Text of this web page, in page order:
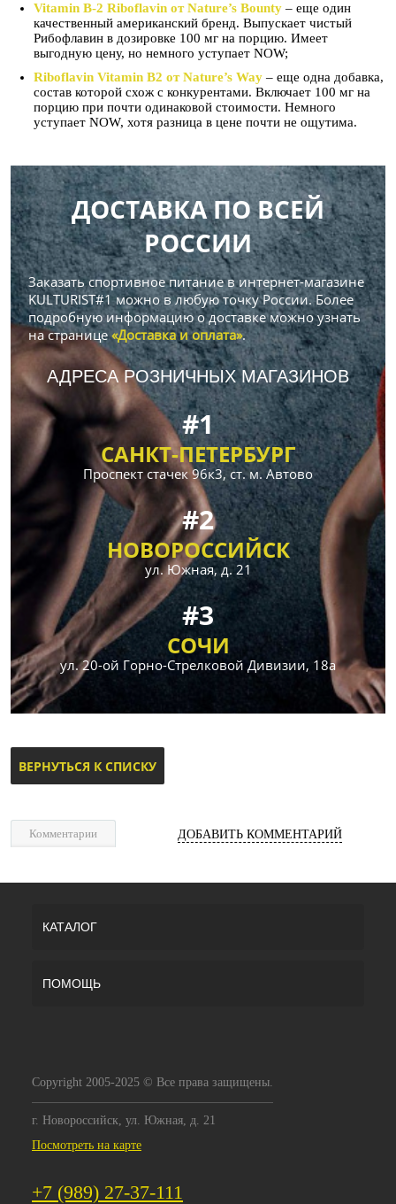
Vitamin B-2 Riboflavin от Nature’s Bounty – еще один
качественный американский бренд. Выпускает чистый
Рибофлавин в дозировке 100 мг на порцию. Имеет
выгодную цену, но немного уступает NOW;
Riboflavin Vitamin B2 от Nature’s Way – еще одна добавка,
состав которой схож с конкурентами. Включает 100 мг на
порцию при почти одинаковой стоимости. Немного
уступает NOW, хотя разница в цене почти не ощутима.
ДОСТАВКА ПО ВСЕЙ
РОССИИ
Заказать спортивное питание в интернет-магазине
KULTURIST#1 можно в любую точку России. Более
подробную информацию о доставке можно узнать
на странице«Доставка и оплата».
АДРЕСА РОЗНИЧНЫХ МАГАЗИНОВ
#1
САНКТ-ПЕТЕРБУРГ
Проспект стачек 96к3, ст. м. Автово
#2
НОВОРОССИЙСК
ул. Южная, д. 21
#3
СОЧИ
ул. 20-ой Горно-Стрелковой Дивизии, 18а
ВЕРНУТЬСЯ К СПИСКУ
Комментарии ДОБАВИТЬ КОММЕНТАРИЙ
КАТАЛОГ
ПОМОЩЬ
Copyright 2005-2025 © Все права защищены.
г. Новороссийск, ул. Южная, д. 21
Посмотреть на карте
+7 (989) 27-37-111